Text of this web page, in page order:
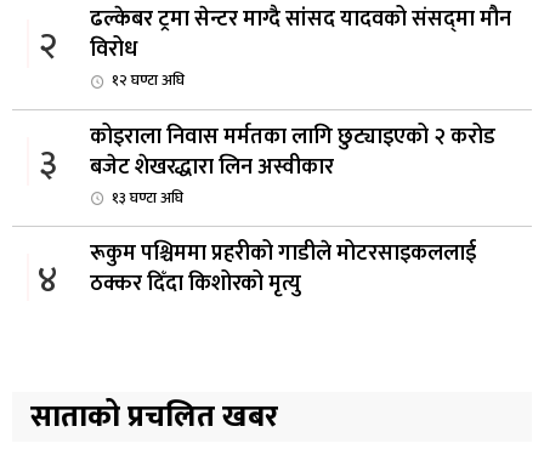
२
ढल्केबर ट्रमा सेन्टर माग्दै सांसद यादवको संसद्‌मा मौन
विरोध
१२ घण्टा अघि
३
कोइराला निवास मर्मतका लागि छुट्याइएको २ करोड
बजेट शेखरद्धारा लिन अस्वीकार
१३ घण्टा अघि
४
रूकुम पश्चिममा प्रहरीको गाडीले मोटरसाइकललाई
ठक्कर दिँदा किशोरको मृत्यु
५
प्रस्तुत हुने
१४ घण्टा अघि
साताको प्रचलित खबर